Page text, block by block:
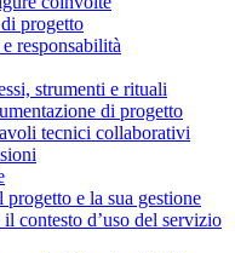
progetto
responsabilità
strumenti e rituali
di progetto
tecnici collaborativi
e la sua gestione
contesto d’uso del servizio